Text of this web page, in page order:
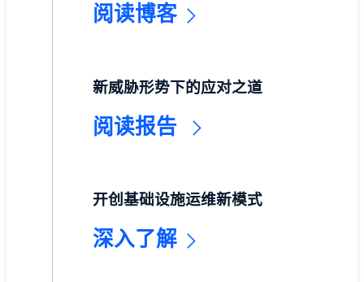
阅读博客
新威胁形势下的应对之道
阅读报告
开创基础设施运维新模式
深入了解